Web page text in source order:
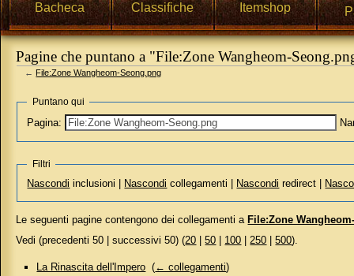
Bacheca Classifiche Itemshop
Pagine che puntano a "File:Zone Wangheom-
← File:Zone Wangheom-Seong.png
Puntano qui
Pagina:
Filtri
Nascondi inclusioni | Nascondi collegamenti | Nascondi redirect |
Le seguenti pagine contengono dei collegamenti a File:Zone
Vedi (precedenti 50 | successivi 50) (20 |50 | 100 | 250 |500).
La Rinascita dell'Impero ‎(← collegamenti)